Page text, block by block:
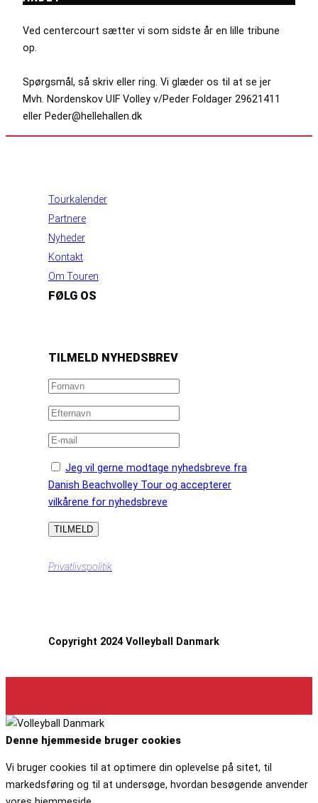
Ved centercourt sætter vi som sidste år en lille tribune
op.
Spørgsmål, så skriv eller ring. Vi glæder os til at se jer
Mvh. Nordenskov UIF Volley v/Peder Foldager 29621411
eller Peder@hellehallen.dk
Tourkalender
Partnere
Nyheder
Kontakt
Om Touren
FØLG OS
TILMELD NYHEDSBREV
Jeg vil gerne modtage nyhedsbreve fra
Danish Beachvolley Tour og accepterer
vilkårene for nyhedsbreve
Privatlivspolitik
Copyright 2024 Volleyball Danmark
Denne hjemmeside bruger cookies
Vi bruger cookies til at optimere din oplevelse på sitet, til
markedsføring og til at undersøge, hvordan besøgende anvender